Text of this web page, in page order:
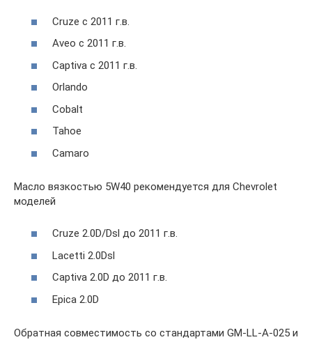
Cruze с 2011 г.в.
Aveo с 2011 г.в.
Captiva с 2011 г.в.
Orlando
Cobalt
Tahoe
Camaro
Масло вязкостью 5W40 рекомендуется для Chevrolet
моделей
Cruze 2.0D/Dsl до 2011 г.в.
Lacetti 2.0Dsl
Captiva 2.0D до 2011 г.в.
Epica 2.0D
Обратная совместимость со стандартами GM-LL-A-025 и